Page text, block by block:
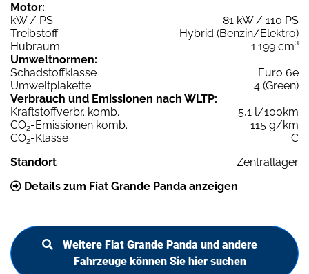
Motor:
kW / PS
81 kW / 110 PS
Treibstoff
Hybrid (Benzin/Elektro)
Hubraum
1.199 cm³
Umweltnormen:
Schadstoffklasse
Euro 6e
Umweltplakette
4 (Green)
Verbrauch und Emissionen nach WLTP:
Kraftstoffverbr. komb.
5,1 l/100km
CO2-Emissionen komb.
115 g/km
CO2-Klasse
C
Standort
Zentrallager
Details zum Fiat Grande Panda anzeigen
Weitere Fiat Grande Panda und andere
Fahrzeuge können Sie hier suchen